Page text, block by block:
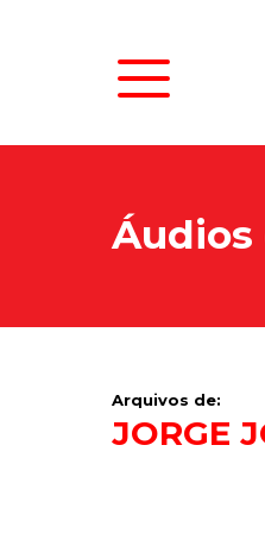
Áudios
Arquivos de:
JORGE